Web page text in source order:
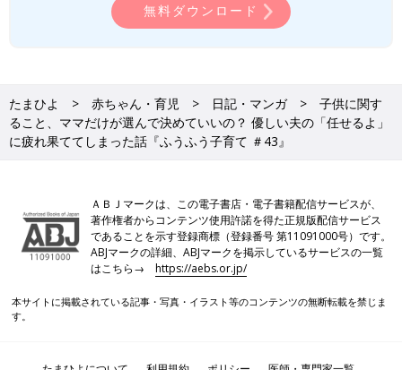
きない赤ちゃんや子供のために、親は常に様々なことを選び、決
めていく必要があります。
針の書類にサインするなどの重いことまで、親の決断に委ねられ
ます。
そうして、おむつや粉ミルク、洋服、絵本などの物品を選ぶ際
らゆる物事の決断の前にはリサーチ・比較検討・選択……といっ
たことが必要になるわけです。さらに赤ちゃんは自分ではない他
フスタイルなども考慮して選ぶ必要があります。
無料ダウンロード
たまひよ 赤ちゃん・育児 日記・マンガ
子供に関す
ること、ママだけが選んで決めていいの？ 優しい夫の「任せるよ」
に疲れ果ててしまった話『ふうふう子育て ＃43』
ＡＢＪマークは、この電子書店・電子書籍配信サービスが、
著作権者からコンテンツ使用許諾を得た正規版配信サービス
であることを示す登録商標（登録番号 第11091000号）です。
ABJマークの詳細、ABJマークを掲示しているサービスの一覧
はこちら→https://aebs.or.jp/
本サイトに掲載されている記事・写真・イラスト等のコンテンツの無断転載を禁じま
す。